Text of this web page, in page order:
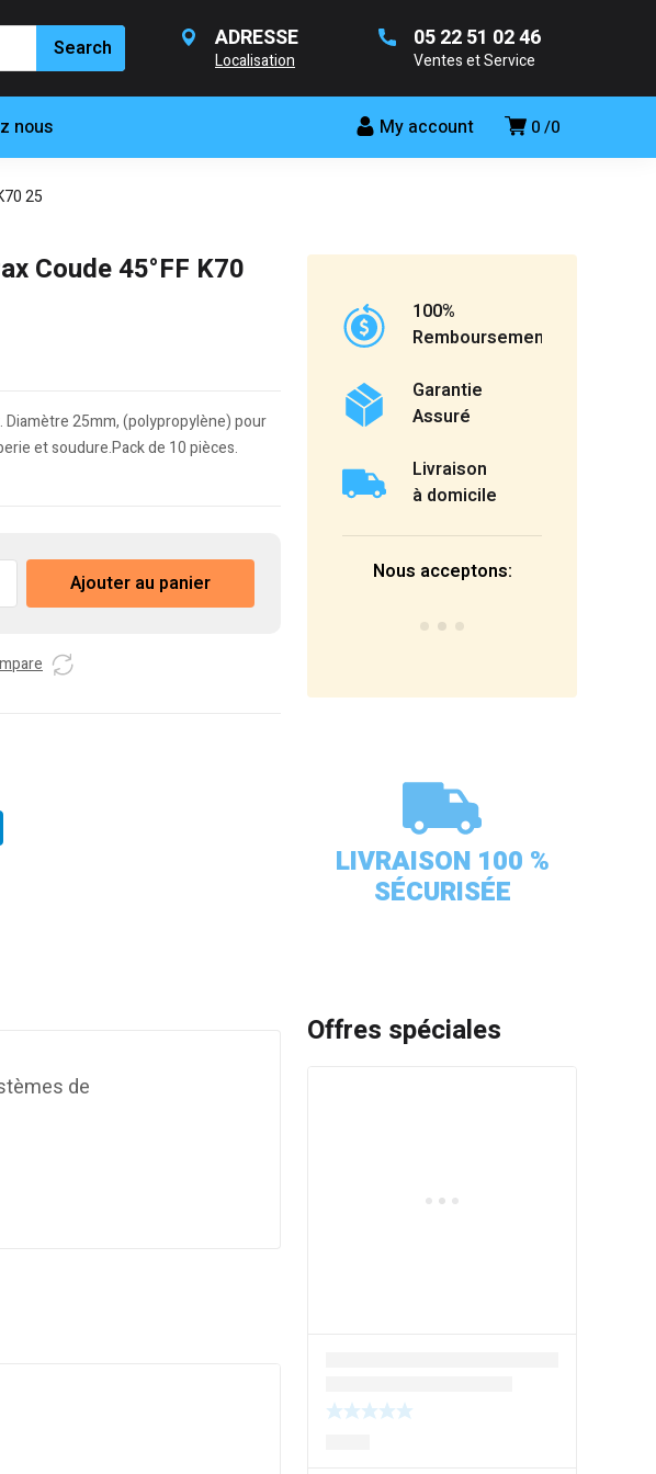
ADRESSE
Localisation
05 22 51 02 46
Ventes et Service
0 0
My account
nous
25
Coude 45°FF K70
Diamètre 25mm, (polypropylène) pour
et soudure.Pack de 10 pièces.
Ajouter au panier
de
100%
Remboursement
Garantie
Assuré
Livraison
à domicile
Nous acceptons:
LIVRAISON 100 %
SÉCURISÉE
Offres spéciales